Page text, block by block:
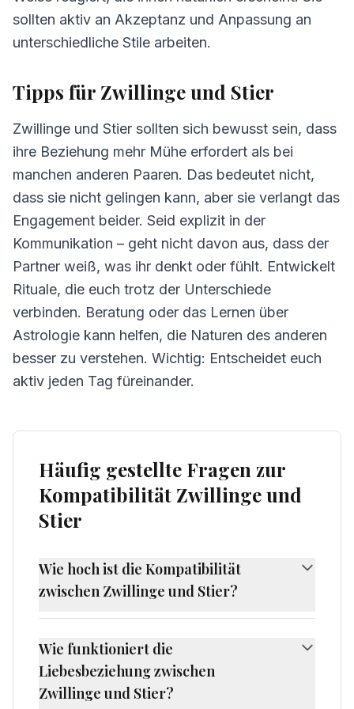
sollten aktiv an Akzeptanz und Anpassung an
unterschiedliche Stile arbeiten.
Tipps für Zwillinge und Stier
Zwillinge und Stier sollten sich bewusst sein, dass
ihre Beziehung mehr Mühe erfordert als bei
manchen anderen Paaren. Das bedeutet nicht,
dass sie nicht gelingen kann, aber sie verlangt das
Engagement beider. Seid explizit in der
Kommunikation – geht nicht davon aus, dass der
Partner weiß, was ihr denkt oder fühlt. Entwickelt
Rituale, die euch trotz der Unterschiede
verbinden. Beratung oder das Lernen über
Astrologie kann helfen, die Naturen des anderen
besser zu verstehen. Wichtig: Entscheidet euch
aktiv jeden Tag füreinander.
Häufig gestellte Fragen zur
Kompatibilität Zwillinge und
Stier
Wie hoch ist die Kompatibilität
zwischen Zwillinge und Stier?
Die Kompatibilität zwischen Zwillinge und Stier
beträgt 50%, was als herausfordernde
Kompatibilität gilt. Zwillinge und Stier haben
unterschiedliche Naturen, die eine
Herausforderung darstellen können. Ihre
Wie funktioniert die
Liebesbeziehung zwischen
Zwillinge und Stier?